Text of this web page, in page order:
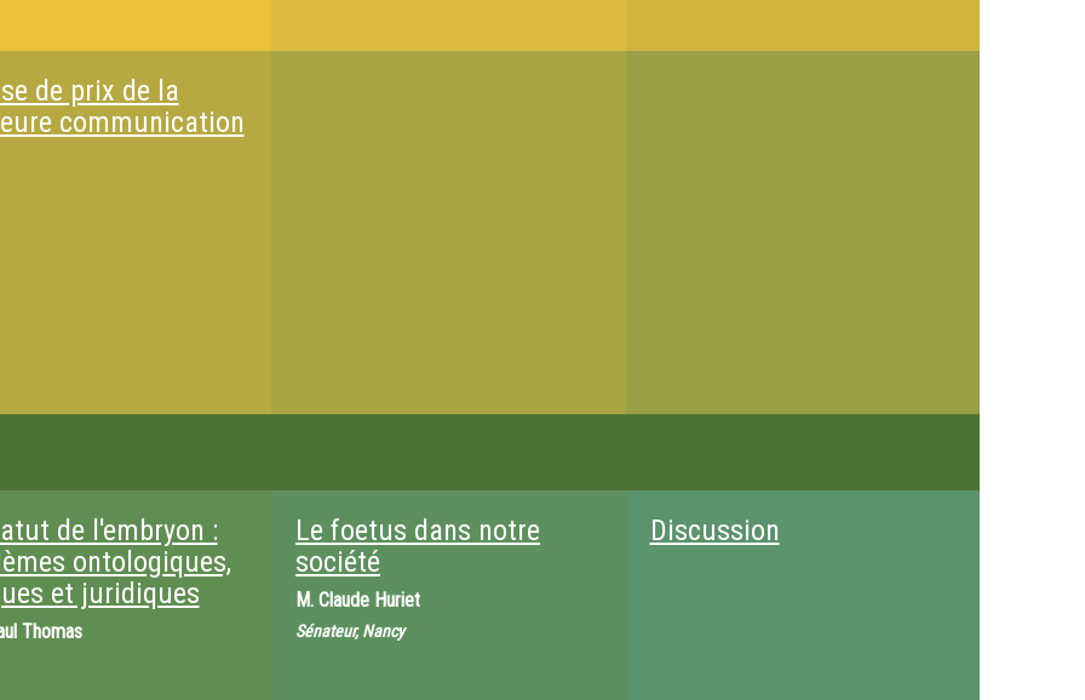
de prix de la
communication
de l'embryon :
ontologiques,
et juridiques
Thomas
Le foetus dans notre
société
M. Claude Huriet
Sénateur, Nancy
Discussion